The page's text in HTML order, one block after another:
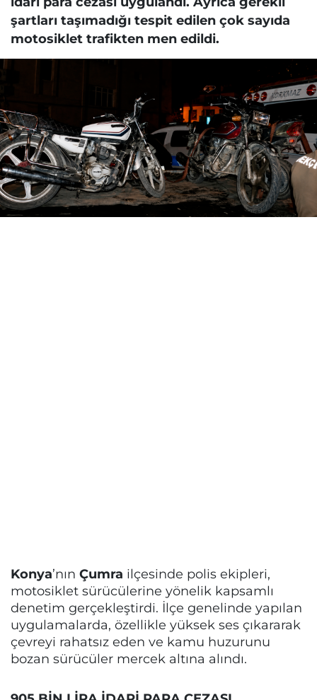
şartları taşımadığı tespit edilen çok sayıda
motosiklet trafikten men edildi.
Konya’nın Çumra ilçesinde polis ekipleri,
motosiklet sürücülerine yönelik kapsamlı
denetim gerçekleştirdi. İlçe genelinde yapılan
uygulamalarda, özellikle yüksek ses çıkararak
çevreyi rahatsız eden ve kamu huzurunu
bozan sürücüler mercek altına alındı.